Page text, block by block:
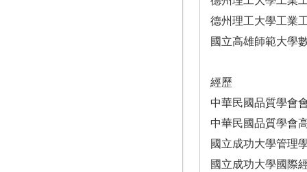
德州理工大學工業
國立高雄師範大學
經歷
中華民國品質學會
中華民國品質學會
國立成功大學管理
國立成功大學國際